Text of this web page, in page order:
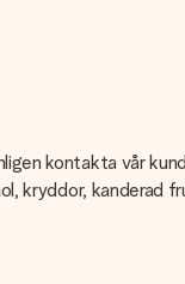
kontakta vår
kryddor, kanderad